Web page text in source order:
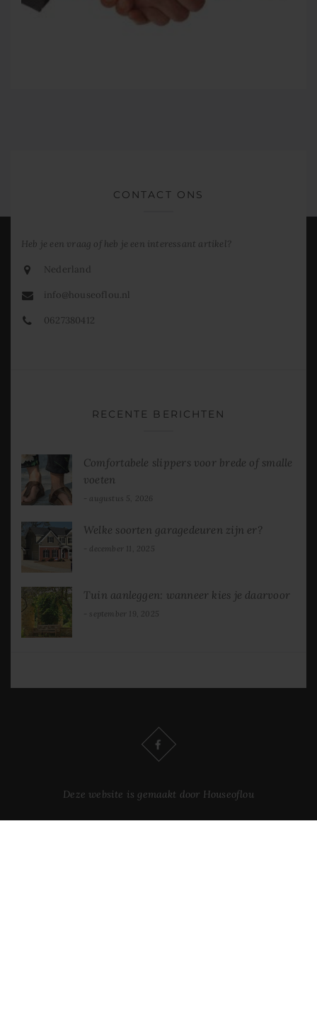
CONTACT ONS
Heb je een vraag of heb je een interessant artikel?
Nederland
info@houseoflou.nl
0627380412
RECENTE BERICHTEN
Comfortabele slippers voor brede of smalle
voeten
augustus 5, 2026
Welke soorten garagedeuren zijn er?
december 11, 2025
Tuin aanleggen: wanneer kies je daarvoor
september 19, 2025
Deze website is gemaakt door Houseoflou